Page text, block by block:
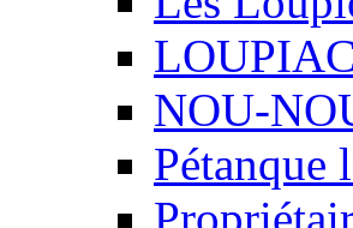
NOU-
Pétanque